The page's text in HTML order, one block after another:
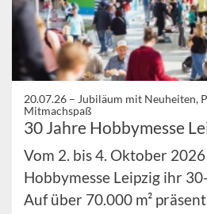
20.07.26 – Jubiläum mit Neuheiten,
Mitmachspaß
30 Jahre Hobbymesse
Vom 2. bis 4. Oktober
Hobbymesse Leipzig ihr
Auf über 70.000 m²